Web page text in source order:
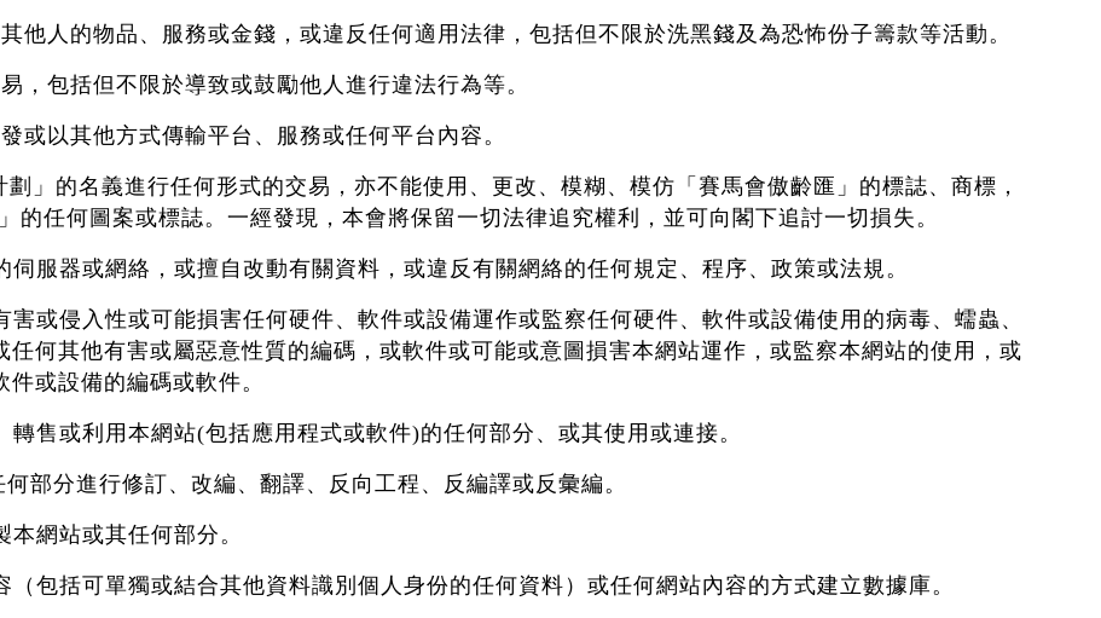
他人的物品、服務或金錢，或違反任何適用法律，包括但不限於洗黑錢及為恐怖份子籌款等活動。
，包括但不限於導致或鼓勵他人進行違法行為等。
或以其他方式傳輸平台、服務或任何平台內容。
」的名義進行任何形式的交易，亦不能使用、更改、模糊、模仿「賽馬會傲齡匯」的標誌、商標，
的任何圖案或標誌。一經發現，本會將保留一切法律追究權利，並可向閣下追討一切損失。
服器或網絡，或擅自改動有關資料，或違反有關網絡的任何規定、程序、政策或法規。
或侵入性或可能損害任何硬件、軟件或設備運作或監察任何硬件、軟件或設備使用的病毒、蠕蟲、
何其他有害或屬惡意性質的編碼，或軟件或可能或意圖損害本網站運作，或監察本網站的使用，或
或設備的編碼或軟件。
售或利用本網站(包括應用程式或軟件)的任何部分、或其使用或連接。
部分進行修訂、改編、翻譯、反向工程、反編譯或反彙編。
網站或其任何部分。
包括可單獨或結合其他資料識別個人身份的任何資料）或任何網站內容的方式建立數據庫。